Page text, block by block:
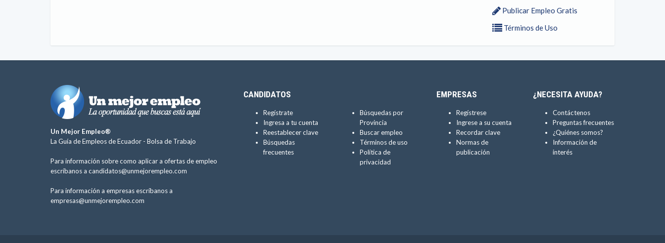
Publicar Empleo Gratis
Términos de Uso
Un Mejor Empleo®
La Guía de Empleos de Ecuador - Bolsa de Trabajo
Para información sobre como aplicar a ofertas de empleo
escríbanos a candidatos@unmejorempleo.com
Para información a empresas escríbanos a
empresas@unmejorempleo.com
CANDIDATOS
Regístrate
Ingresa a tu cuenta
Reestablecer clave
Búsquedas
frecuentes
Búsquedas por
Provincia
Buscar empleo
Términos de uso
Política de
privacidad
EMPRESAS
Regístrese
Ingrese a su cuenta
Recordar clave
Normas de
publicación
¿NECESITA AYUDA?
Contáctenos
Preguntas frecuentes
¿Quiénes somos?
Información de
interés